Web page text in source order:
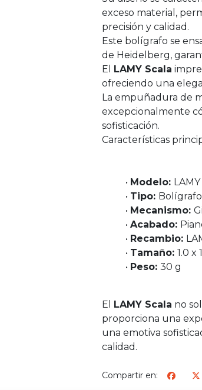
exceso material,
precisión y calidad.
Este bolígrafo se
de Heidelberg,
El
LAMY Scala
ofreciendo una
La empuñadura de
excepcionalmente
sofisticación.
Características
• Modelo:
• Tipo: Bolígrafo
• Mecanismo:
• Acabado:
• Recambio:
• Tamaño: 1.0 x
• Peso: 30 g
El LAMY Scala no
proporciona una
una emotiva
calidad.
Compartir en: